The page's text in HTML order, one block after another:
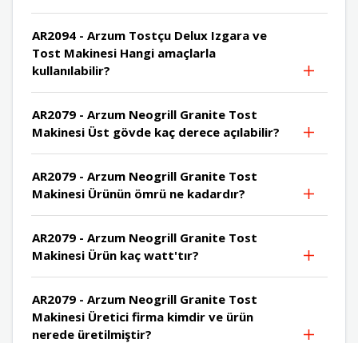
AR2094 - Arzum Tostçu Delux Izgara ve
Tost Makinesi Hangi amaçlarla
kullanılabilir?
AR2079 - Arzum Neogrill Granite Tost
Makinesi Üst gövde kaç derece açılabilir?
AR2079 - Arzum Neogrill Granite Tost
Makinesi Ürünün ömrü ne kadardır?
AR2079 - Arzum Neogrill Granite Tost
Makinesi Ürün kaç watt'tır?
AR2079 - Arzum Neogrill Granite Tost
Makinesi Üretici firma kimdir ve ürün
nerede üretilmiştir?